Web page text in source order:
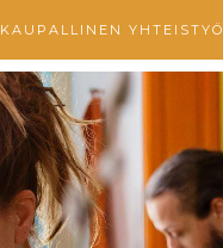
KAUPALLINEN YHTEISTYÖ